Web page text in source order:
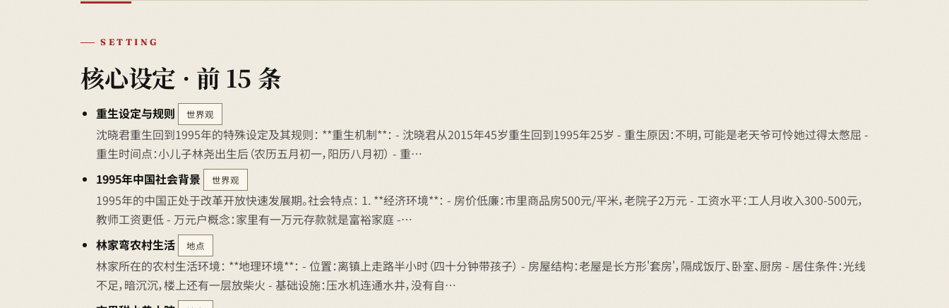
SETTING
核心设定 · 前 15 条
重生设定与规则 世界观
沈晓君重生回到1995年的特殊设定及其规则： **重生机制**： - 沈晓君从2015年45岁重生回到1995年25岁 - 重生原因：不明，可能是老天爷可怜她过得太憋屈 -
重生时间点：小儿子林尧出生后（农历五月初一，阳历八月初） - 重…
1995年中国社会背景
世界观
1995年的中国正处于改革开放快速发展期。社会特点： 1. **经济环境**： - 房价低廉：市里商品房500元/平米，老院子2万元 - 工资水平：工人月收入300-500元，
教师工资更低 - 万元户概念：家里有一万元存款就是富裕家庭 -…
林家弯农村生活
地点
林家所在的农村生活环境： **地理环境**： - 位置：离镇上走路半小时（四十分钟带孩子） - 房屋结构：老屋是长方形'套房'，隔成饭厅、卧室、厨房 - 居住条件：光线
不足，暗沉沉，楼上还有一层放柴火 - 基础设施：压水机连通水井，没有自…